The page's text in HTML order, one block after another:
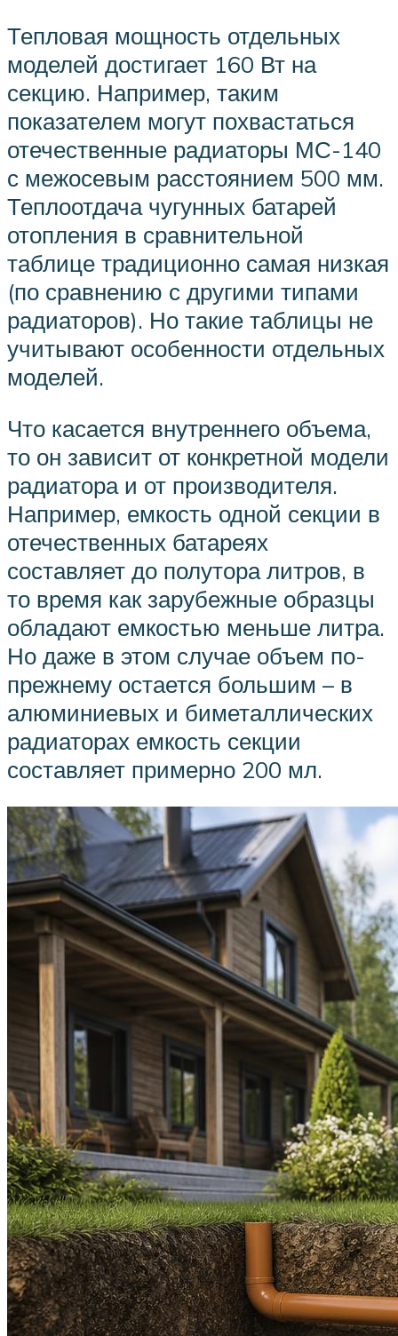
Тепловая мощность отдельных
моделей достигает 160 Вт на
секцию. Например, таким
показателем могут похвастаться
отечественные радиаторы МС-140
с межосевым расстоянием 500 мм.
Теплоотдача чугунных батарей
отопления в сравнительной
таблице традиционно самая низкая
(по сравнению с другими типами
радиаторов). Но такие таблицы не
учитывают особенности отдельных
моделей.
Что касается внутреннего объема,
то он зависит от конкретной модели
радиатора и от производителя.
Например, емкость одной секции в
отечественных батареях
составляет до полутора литров, в
то время как зарубежные образцы
обладают емкостью меньше литра.
Но даже в этом случае объем по-
прежнему остается большим – в
алюминиевых и биметаллических
радиаторах емкость секции
составляет примерно 200 мл.